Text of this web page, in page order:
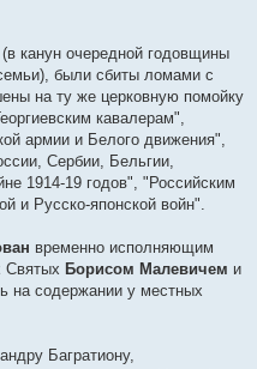
канун очередной годовщины
были сбиты ломами с
на ту же церковную помойку
кавалерам",
армии и Белого движения",
Сербии, Бельгии,
1914-19 годов", "Российским
и Русско-японской войн".
временно исполняющим
Святых Борисом Малевичем и
на содержании у местных
Багратиону,